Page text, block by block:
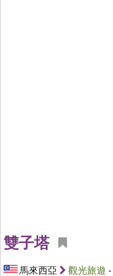
雙子塔
馬來西亞 觀光旅遊 -